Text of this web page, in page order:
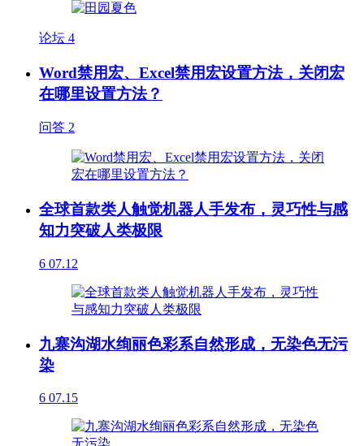
论坛 4
Word禁用宏、Excel禁用宏设置方法，关闭宏
在哪里设置方法？
问答 2
全球首款类人触觉机器人手发布，灵巧性与感
知力突破人类极限
6 07.12
九寨沟湖水绚丽色彩系自然形成，无染色无污
染
6 07.15